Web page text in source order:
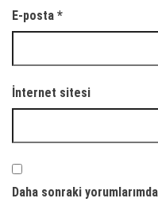
E-posta *
İnternet sitesi
Daha sonraki